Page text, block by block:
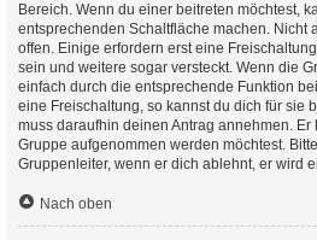
Bereich. Wenn du einer beitreten möchtest,
entsprechenden Schaltfläche machen. Nicht
offen. Einige erfordern erst eine
sein und weitere sogar versteckt. Wenn die
einfach durch die entsprechende Funktion
eine Freischaltung, so kannst du dich für sie
muss daraufhin deinen Antrag annehmen.
Gruppe aufgenommen werden möchtest.
Gruppenleiter, wenn er dich ablehnt, er wird
Nach oben